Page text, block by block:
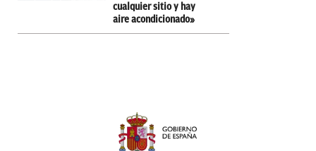
cualquier sitio y hay
aire acondicionado»